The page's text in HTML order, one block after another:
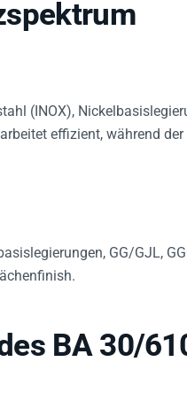
(INOX),
effizient, während
GG/GJL,
BA 30/